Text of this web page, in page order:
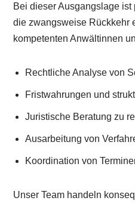
Bei dieser Ausgangslage
die zwangsweise Rückkehr
kompetenten Anwältinnen
Rechtliche Analyse von
Fristwahrungen und
Juristische Beratung zu
Ausarbeitung von
Koordination von
Unser Team handeln